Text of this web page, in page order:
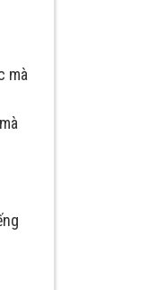
mà